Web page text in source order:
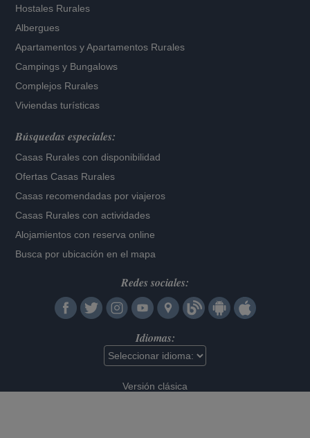
Hostales Rurales
Albergues
Apartamentos yApartamentos Rurales
Campings y Bungalows
Complejos Rurales
Viviendas turísticas
Búsquedas especiales:
Casas Rurales con disponibilidad
Ofertas Casas Rurales
Casas recomendadas por viajeros
Casas Rurales con actividades
Alojamientos con reserva online
Busca por ubicación en el mapa
Redes sociales:
Idiomas:
Versión clásica